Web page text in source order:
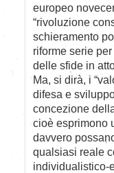
europeo
“rivoluzione
schieramento
riforme serie
delle sfide in
Ma, si dirà, i
difesa e
concezione
cioè esprimono
davvero
qualsiasi reale
individualistico-